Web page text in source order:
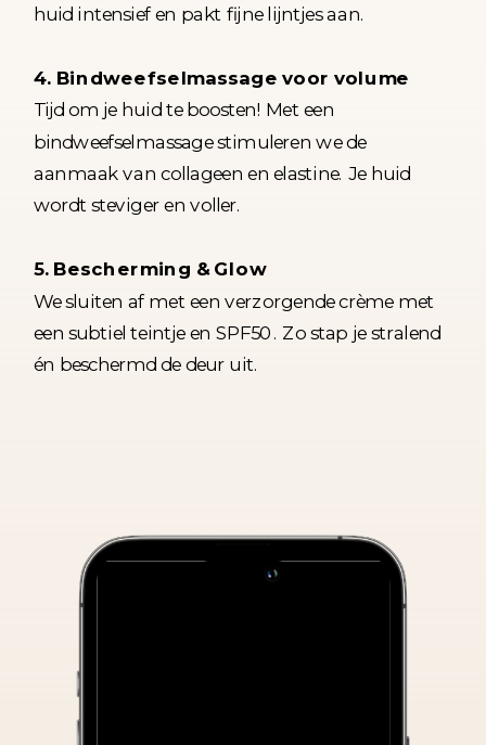
huid intensief en pakt fijne lijntjes aan.
4. Bindweefselmassage voor volume
Tijd om je huid te boosten! Met een
bindweefselmassage stimuleren we de
aanmaak van collageen en elastine. Je huid
wordt steviger en voller.
5. Bescherming & Glow
We sluiten af met een verzorgende crème met
een subtiel teintje en SPF50. Zo stap je stralend
én beschermd de deur uit.